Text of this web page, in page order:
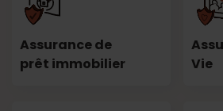
Assurance de
prêt immobilier
Vie